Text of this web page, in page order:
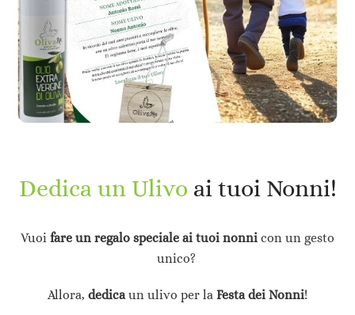
Dedica un Ulivoai tuoi Nonni!
Vuoi fare un regalo speciale ai tuoi nonni con un gesto
unico?
Allora, dedica un ulivo per la Festa dei Nonni!